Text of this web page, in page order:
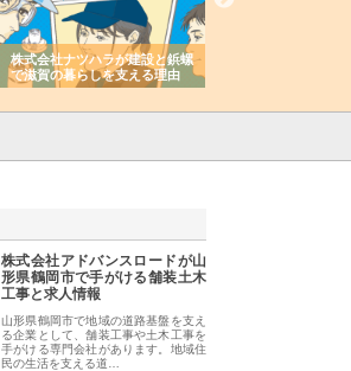
株式会社メタルエースの企業サ
イトが提供する充実した情報内
容とは
株式会社アドバンスロードが山
形県鶴岡市で手がける舗装土木
工事と求人情報
山形県鶴岡市で地域の道路基盤を支え
る企業として、舗装工事や土木工事を
手がける専門会社があります。地域住
民の生活を支える道…